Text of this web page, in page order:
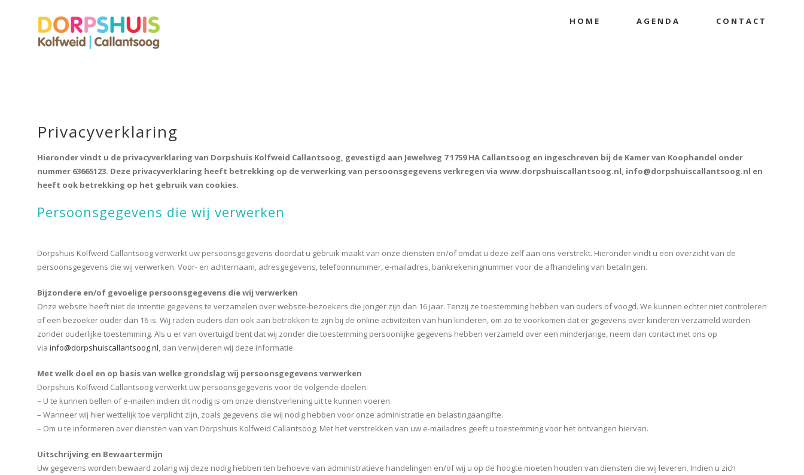
HOME AGENDA CONTACT
Privacyverklaring
Hieronder vindt u de privacyverklaring van Dorpshuis Kolfweid Callantsoog, gevestigd aan Jewelweg 7 1759 HA Callantsoog en ingeschreven bij de Kamer van Koophandel onder
nummer 63665123. Deze privacyverklaring heeft betrekking op de verwerking van persoonsgegevens verkregen via www.dorpshuiscallantsoog.nl, info@dorpshuiscallantsoog.nl en
heeft ook betrekking op het gebruik van cookies.
Persoonsgegevens die wij verwerken
Dorpshuis Kolfweid Callantsoog verwerkt uw persoonsgegevens doordat u gebruik maakt van onze diensten en/of omdat u deze zelf aan ons verstrekt. Hieronder vindt u een overzicht van de
persoonsgegevens die wij verwerken: Voor- en achternaam, adresgegevens, telefoonnummer, e-mailadres, bankrekeningnummer voor de afhandeling van betalingen.
Bijzondere en/of gevoelige persoonsgegevens die wij verwerken
Onze website heeft niet de intentie gegevens te verzamelen over website-bezoekers die jonger zijn dan 16 jaar. Tenzij ze toestemming hebben van ouders of voogd. We kunnen echter niet controleren
of een bezoeker ouder dan 16 is. Wij raden ouders dan ook aan betrokken te zijn bij de online activiteiten van hun kinderen, om zo te voorkomen dat er gegevens over kinderen verzameld worden
zonder ouderlijke toestemming. Als u er van overtuigd bent dat wij zonder die toestemming persoonlijke gegevens hebben verzameld over een minderjarige, neem dan contact met ons op
via info@dorpshuiscallantsoog.nl, dan verwijderen wij deze informatie.
Met welk doel en op basis van welke grondslag wij persoonsgegevens verwerken
Dorpshuis Kolfweid Callantsoog verwerkt uw persoonsgegevens voor de volgende doelen:
– U te kunnen bellen of e-mailen indien dit nodig is om onze dienstverlening uit te kunnen voeren.
– Wanneer wij hier wettelijk toe verplicht zijn, zoals gegevens die wij nodig hebben voor onze administratie en belastingaangifte.
– Om u te informeren over diensten van van Dorpshuis Kolfweid Callantsoog. Met het verstrekken van uw e-mailadres geeft u toestemming voor het ontvangen hiervan.
Uitschrijving en Bewaartermijn
Uw gegevens worden bewaard zolang wij deze nodig hebben ten behoeve van administratieve handelingen en/of wij u op de hoogte moeten houden van diensten die wij leveren. Indien u zich